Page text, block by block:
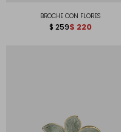
BROCHE CON FLORES
$ 259$ 220